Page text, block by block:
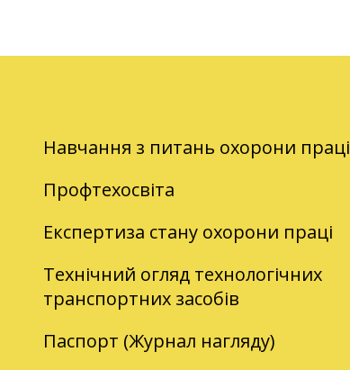
Навчання з питань охорони праці
Профтехосвіта
Експертиза стану охорони праці
Технічний огляд технологічних
транспортних засобів
Паспорт (Журнал нагляду)